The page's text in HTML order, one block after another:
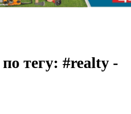
тегу: #realty -